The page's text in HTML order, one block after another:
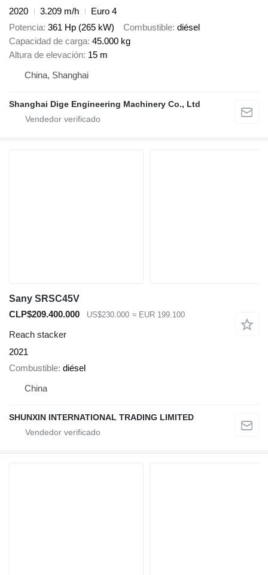
2020
3.209 m/h
Euro 4
Potencia 361 Hp (265 kW) Combustible diésel
Capacidad de carga 45.000 kg
Altura de elevación 15 m
China, Shanghai
Shanghai Dige Engineering Machinery Co., Ltd
Sany SRSC45V
CLP$209.400.000
US$230.000 ≈ EUR 199.100
Reach stacker
2021
Combustible diésel
China
SHUNXIN INTERNATIONAL TRADING LIMITED